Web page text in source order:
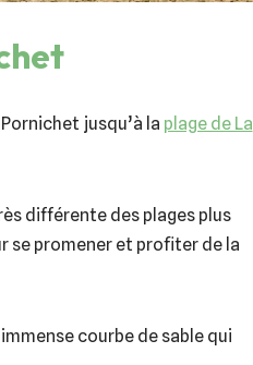
jusqu’à la plage de La
différente des plages plus
se promener et profiter de la
courbe de sable qui